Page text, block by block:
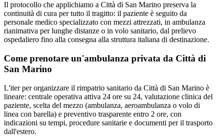
Il protocollo che applichiamo a Città di San Marino preserva la
continuità di cura per tutto il tragitto: il paziente è seguito da
personale medico specializzato con mezzi attrezzati, in ambulanza
rianimativa per lunghe distanze o in volo sanitario, dal prelievo
ospedaliero fino alla consegna alla struttura italiana di destinazione.
Come prenotare un'ambulanza privata da Città di
San Marino
L'iter per organizzare il rimpatrio sanitario da Città di San Marino è
lineare: centrale operativa attiva 24 ore su 24, valutazione clinica del
paziente, scelta del mezzo (ambulanza, aeroambulanza o volo di
linea con barella) e preventivo trasparente entro 2 ore, con
indicazioni su tempi, procedure sanitarie e documenti per il trasporto
dall'estero.